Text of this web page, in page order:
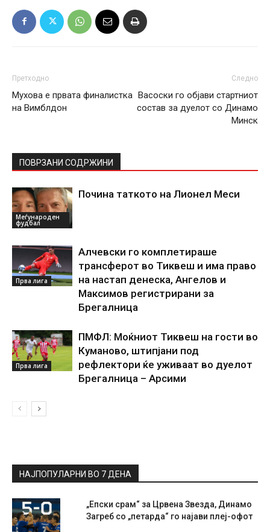
Претходно
Мухова е првата финалистка
на Вимблдон
Следно
Васоски го објави стартниот
состав за дуелот со Динамо
Минск
ПОВРЗАНИ СОДРЖИНИ
Меѓународен
фудбал
Почина таткото на Лионел Меси
Прва лига
Алчевски го комплетираше
трансферот во Тиквеш и има право
на настап денеска, Ангелов и
Максимов регистрирани за
Брегалница
Прва лига
ПМФЛ: Моќниот Тиквеш на гости во
Куманово, штипјани под
рефлектори ќе уживаат во дуелот
Брегалница – Арсими
НАЈПОПУЛАРНИ ВО 7 ДЕНА
„Епски срам“ за Црвена Звезда, Динамо
Загреб со „петарда“ го најави плеј-офот